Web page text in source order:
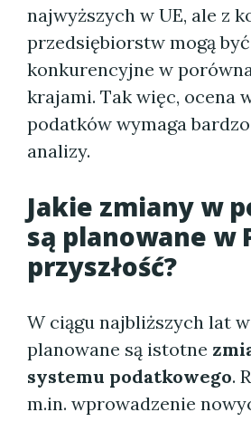
najwyższych w UE, ale z
przedsiębiorstw mogą być
konkurencyjne w
krajami. Tak więc, ocena
podatków wymaga bardzo
analizy.
Jakie zmiany w
są planowane w
przyszłość?
W ciągu najbliższych lat
planowane są istotne
systemu podatkowego.
m.in. wprowadzenie